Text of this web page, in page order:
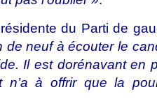
du Parti de
de neuf à écouter le
Il est dorénavant en
n’a à offrir que la